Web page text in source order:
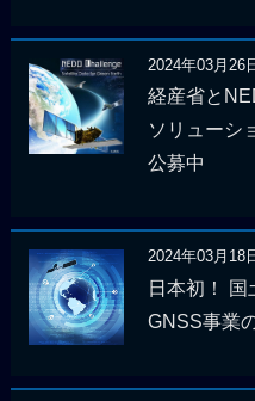
2024年03月26
経産省と
ソリューシ
公募中
2024年03月18
日本初！
GNSS事業